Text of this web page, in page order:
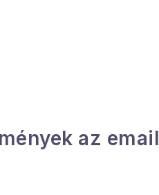
az email